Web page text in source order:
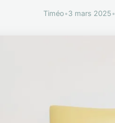
Timéo•3 mars 2025•